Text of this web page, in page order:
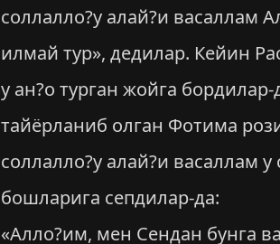
соллалло?у алай?и васаллам
илмай тур», дедилар. Кейин
у ан?о турган жойга
тайёрланиб олган Фотима
соллалло?у алай?и васаллам
бошларига сепдилар-да:
«Алло?им, мен Сендан бунга